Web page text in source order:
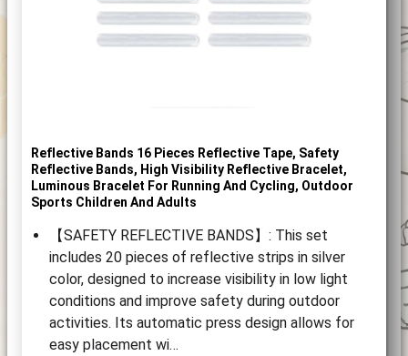
Reflective Bands 16 Pieces Reflective Tape, Safety
Reflective Bands, High Visibility Reflective Bracelet,
Luminous Bracelet For Running And Cycling, Outdoor
Sports Children And Adults
【SAFETY REFLECTIVE BANDS】: This set
includes 20 pieces of reflective strips in silver
color, designed to increase visibility in low light
conditions and improve safety during outdoor
activities. Its automatic press design allows for
easy placement wi…